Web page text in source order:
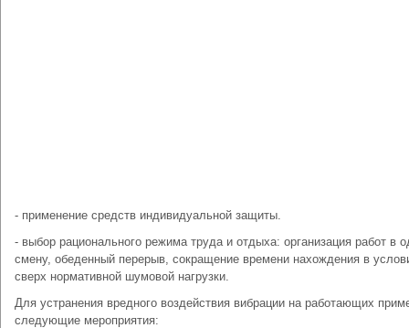
- применение средств индивидуальной защиты.
- выбор рационального режима труда и отдыха: организация работ в
смену, обеденный перерыв, сокращение времени нахождения в
сверх нормативной шумовой нагрузки.
Для устранения вредного воздействия вибрации на работающих
следующие мероприятия: